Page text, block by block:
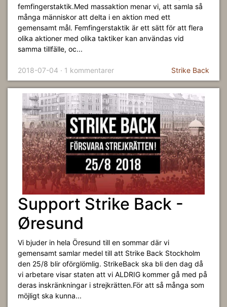
femfingerstaktik.Med massaktion menar vi, att samla så
många människor att delta i en aktion med ett
gemensamt mål. Femfingerstaktik är ett sätt för att flera
olika aktioner med olika taktiker kan användas vid
samma tillfälle, oc...
2018-07-04 · 1 kommentarer Strike Back
Support Strike Back -
Øresund
Vi bjuder in hela Öresund till en sommar där vi
gemensamt samlar medel till att Strike Back Stockholm
den 25/8 blir oförglömlig. StrikeBack ska bli den dag då
vi arbetare visar staten att vi ALDRIG kommer gå med på
deras inskränkningar i strejkrätten.För att så många som
möjligt ska kunna...